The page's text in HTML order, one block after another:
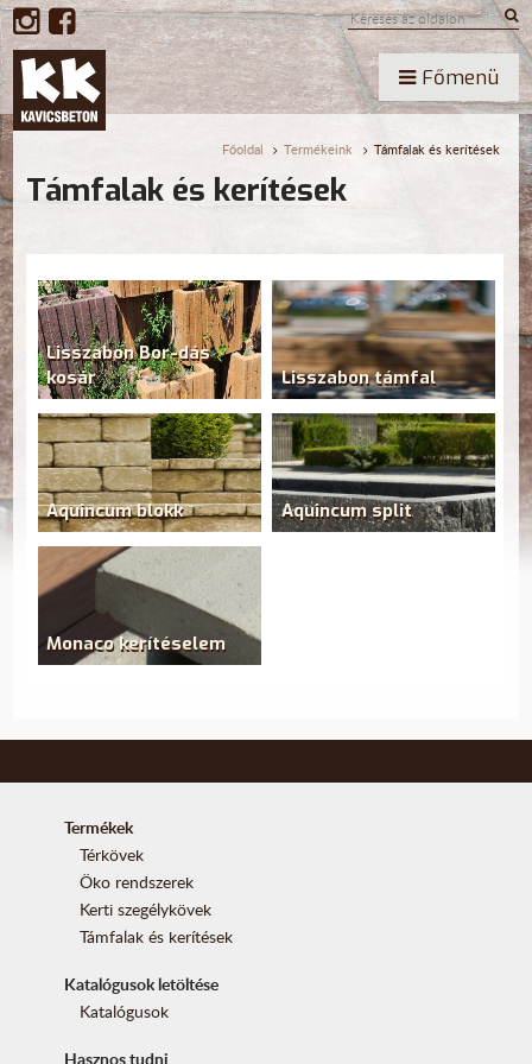
Főmenü
Főoldal Termékeink Támfalak és kerítések
Támfalak és kerítések
Lisszabon Bor-dás
kosár
Lisszabon támfal
Aquincum blokk Aquincum split
Monaco kerítéselem
Termékek
Térkövek
Öko rendszerek
Kerti szegélykövek
Támfalak és kerítések
Katalógusok letöltése
Katalógusok
Hasznos tudni